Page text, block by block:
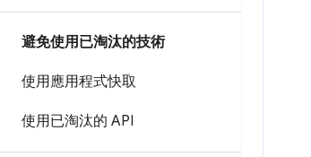
避免使用已淘汰的技術
使用應用程式快取
使用已淘汰的 API